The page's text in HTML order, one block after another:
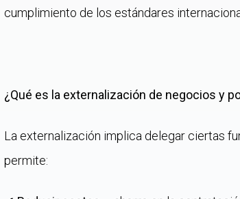
cumplimiento de los estándares
¿Qué es la externalización de negocios y
La externalización implica delegar ciertas
permite: